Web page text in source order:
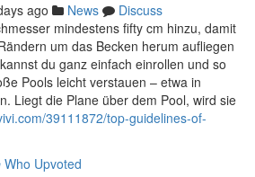
ago News
Discuss
mindestens fifty cm hinzu, damit
um das Becken herum aufliegen
du ganz einfach einrollen und so
Pools leicht verstauen – etwa in
Liegt die Plane über dem Pool, wird sie
39111872/top-guidelines-of-
Who Upvoted